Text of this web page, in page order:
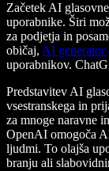
Začetek AI
uporabnike. Širi
za podjetja in
običaj, AI generator
uporabnikov.
Predstavitev AI
vsestranskega in
za mnoge naravne
OpenAI omogoča
ljudmi. To olajša
branju ali